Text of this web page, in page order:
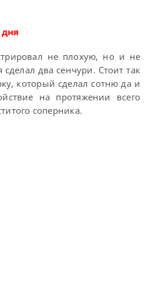
не плохую, но и не
два сенчури. Стоит так
который сделал сотню да и
на протяжении всего
соперника.